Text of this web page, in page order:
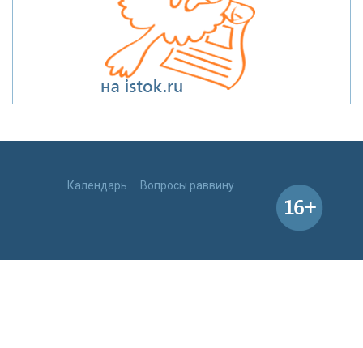
Календарь Вопросы раввину